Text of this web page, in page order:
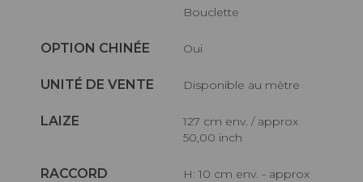
Bouclette
OPTION CHINÉE Oui
UNITÉ DE VENTE Disponible au mètre
LAIZE
127 cm env. / approx
50,00 inch
RACCORD H: 10 cm env. - approx